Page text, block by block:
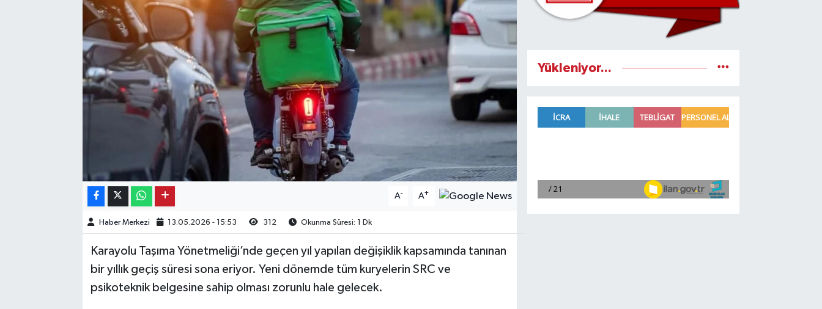
A- A+
Haber Merkezi 13.05.2026 - 15:53 312 Okunma Süresi: 1 Dk
Karayolu Taşıma Yönetmeliği’nde geçen yıl yapılan değişiklik kapsamında tanınan
bir yıllık geçiş süresi sona eriyor. Yeni dönemde tüm kuryelerin SRC ve
psikoteknik belgesine sahip olması zorunlu hale gelecek.
Yükleniyor...
Osmancık